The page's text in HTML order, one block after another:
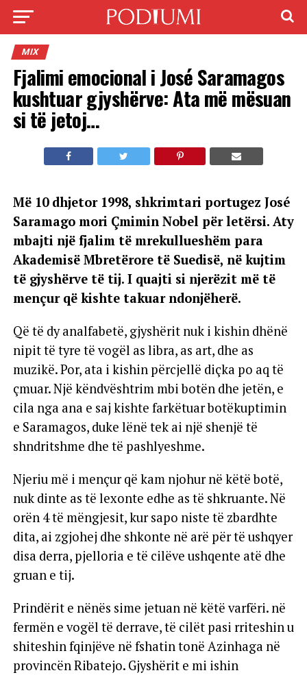
MIX
Fjalimi emocional i José Saramagos
kushtuar gjyshërve: Ata më mësuan
si të jetoj…
Më 10 dhjetor 1998, shkrimtari portugez José
Saramago mori Çmimin Nobel për letërsi. Aty
mbajti një fjalim të mrekullueshëm para
Akademisë Mbretërore të Suedisë, në kujtim
të gjyshërve të tij. I quajti si njerëzit më të
mençur që kishte takuar ndonjëherë.
Që të dy analfabetë, gjyshërit nuk i kishin dhënë
nipit të tyre të vogël as libra, as art, dhe as
muzikë. Por, ata i kishin përcjellë diçka po aq të
çmuar. Një këndvështrim mbi botën dhe jetën, e
cila nga ana e saj kishte farkëtuar botëkuptimin
e Saramagos, duke lënë tek ai një shenjë të
shndritshme dhe të pashlyeshme.
Njeriu më i mençur që kam njohur në këtë botë,
nuk dinte as të lexonte edhe as të shkruante. Në
orën 4 të mëngjesit, kur sapo niste të zbardhte
dita, ai zgjohej dhe shkonte në arë për të ushqyer
disa derra, pjelloria e të cilëve ushqente atë dhe
gruan e tij.
Prindërit e nënës sime jetuan në këtë varfëri. në
fermën e vogël të derrave, të cilët pasi rriteshin u
shiteshin fqinjëve në fshatin tonë Azinhaga në
provincën Ribatejo. Gjyshërit e mi ishin